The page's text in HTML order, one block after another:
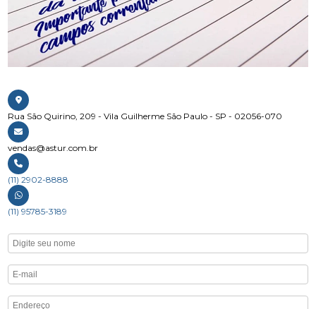
Rua São Quirino, 209 - Vila Guilherme São Paulo - SP - 02056-070
vendas@astur.com.br
(11) 2902-8888
(11) 95785-3189